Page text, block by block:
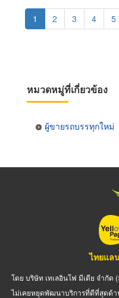
Pagination
Current
page
1 Page
2 Page
3 Page
4 5
หมวดหมู่ที่เกี่ยวข้อง
ผู้ขายรถบรรทุกใหม่
ไทยแล
โดย บริษัท เทเลอินโฟ มีเดีย จำกัด
ไม่เคยหยุดพัฒนาบริการที่ดีที่สุดด้า